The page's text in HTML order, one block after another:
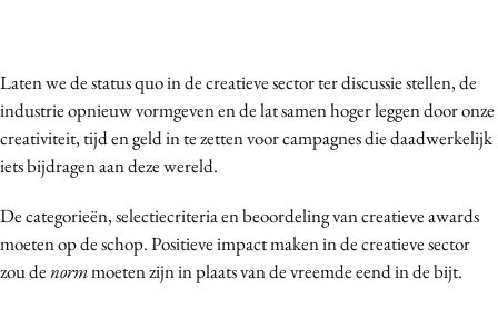
Laten we de status quo in de creatieve sector ter discussie stellen, de
industrie opnieuw vormgeven en de lat samen hoger leggen door onze
creativiteit, tijd en geld in te zetten voor campagnes die daadwerkelijk
iets bijdragen aan deze wereld.
De categorieën, selectiecriteria en beoordeling van creatieve awards
moeten op de schop. Positieve impact maken in de creatieve sector
zou denormmoeten zijn in plaats van de vreemde eend in de bijt.